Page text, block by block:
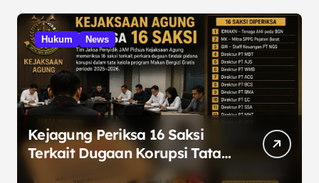
Hukum News
Kejagung Periksa 16 Saksi
Terkait Dugaan Korupsi Tata
Kelola Program MBG